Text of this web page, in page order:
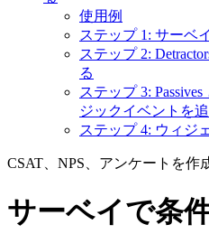
使用例
ステップ 1: サーベ
ステップ 2:
る
ステップ 3:
ジックイベントを
ステップ 4: ウィジ
CSAT、NPS、アンケートを作
サーベイで条